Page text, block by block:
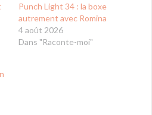
Punch Light 34 : la boxe
autrement avec Romina
4 août 2026
Dans "Raconte-moi"